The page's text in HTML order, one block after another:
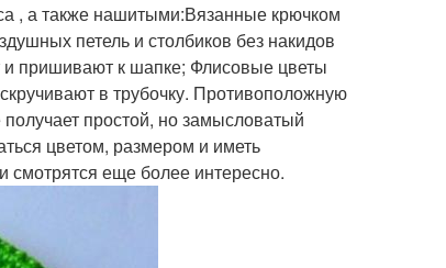
, а также нашитыми:Вязанные крючком
петель и столбиков без накидов
и пришивают к шапке; Флисовые цветы
в трубочку. Противоположную
простой, но замысловатый
цветом, размером и иметь
еще более интересно.